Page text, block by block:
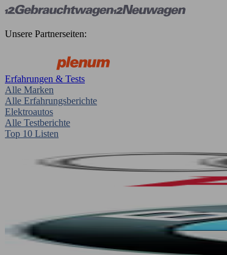
Unsere Partnerseiten:
Erfahrungen & Tests
Alle Marken
Alle Erfahrungsberichte
Elektroautos
Alle Testberichte
Top 10 Listen